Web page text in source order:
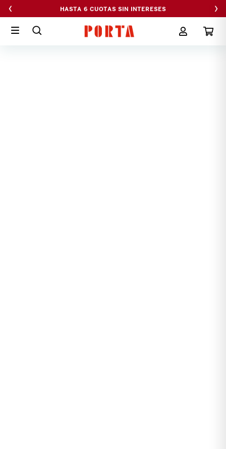
‹ HASTA 6 CUOTAS SIN INTERESES ›